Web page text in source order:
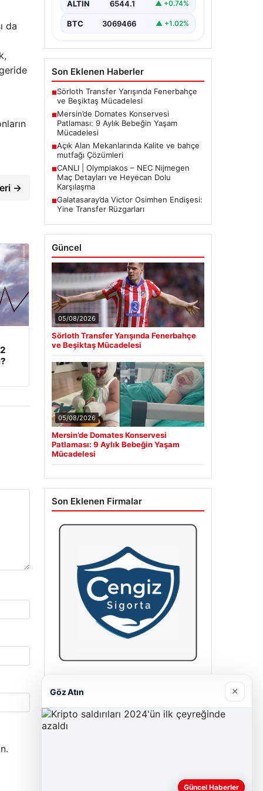
da
→
tarihinde…
ALTIN 6544.1 ▲ +0.74%
BTC 3069466 ▲ +1.02%
Son Eklenen Haberler
■Sörloth Transfer Yarışında Fenerbahçe
ve Beşiktaş Mücadelesi
■Mersin’de Domates Konservesi
Patlaması: 9 Aylık Bebeğin Yaşam
Mücadelesi
■Açık Alan Mekanlarında Kalite ve bahçe
mutfağı Çözümleri
■CANLI | Olympiakos – NEC Nijmegen
Maç Detayları ve Heyecan Dolu
Karşılaşma
■Galatasaray’da Victor Osimhen Endişesi:
Yine Transfer Rüzgarları
Güncel
05/08/2026
Sörloth Transfer Yarışında Fenerbahçe
ve Beşiktaş Mücadelesi
05/08/2026
Mersin’de Domates Konservesi
Patlaması: 9 Aylık Bebeğin Yaşam
Mücadelesi
Son Eklenen Firmalar
23/06/2026
Göz Atın ×
Güncel Haberler